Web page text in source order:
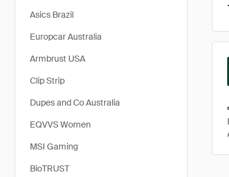
Asics Brazil
Europcar Australia
Armbrust USA
Clip Strip
Dupes and Co Australia
EQVVS Women
MSI Gaming
BioTRUST